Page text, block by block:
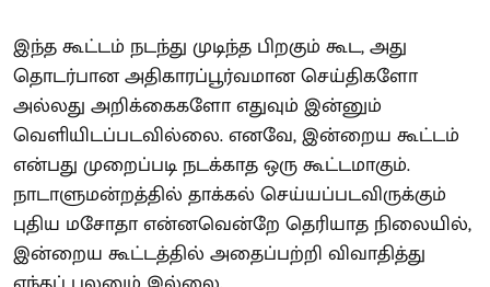
இந்த கூட்டம் நடந்து முடிந்த பிறகும் கூட, அது
தொடர்பான அதிகாரப்பூர்வமான செய்திகளோ
அல்லது அறிக்கைகளோ எதுவும் இன்னும்
வெளியிடப்படவில்லை. எனவே, இன்றைய கூட்டம்
என்பது முறைப்படி நடக்காத ஒரு கூட்டமாகும்.
நாடாளுமன்றத்தில் தாக்கல் செய்யப்படவிருக்கும்
புதிய மசோதா என்னவென்றே தெரியாத நிலையில்,
இன்றைய கூட்டத்தில் அதைப்பற்றி விவாதித்து